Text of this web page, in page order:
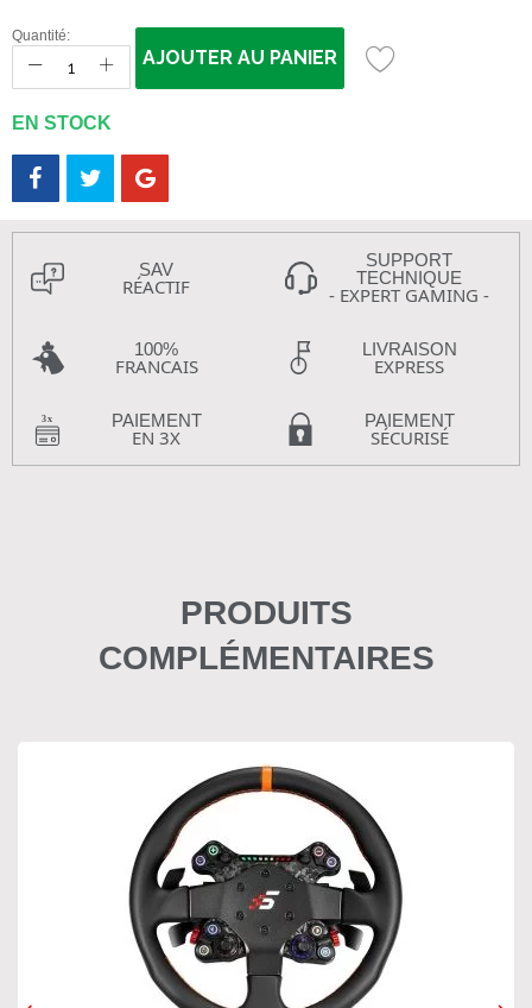
Quantité:
AJOUTER AU PANIER
EN STOCK
SAV
RÉACTIF
SUPPORT
TECHNIQUE
- EXPERT GAMING -
100%
FRANCAIS
LIVRAISON
EXPRESS
PAIEMENT
EN 3X
PAIEMENT
SÉCURISÉ
PRODUITS
COMPLÉMENTAIRES